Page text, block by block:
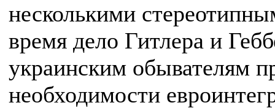
несколькими
время дело Гитлера и
украинским обывателям
необходимости